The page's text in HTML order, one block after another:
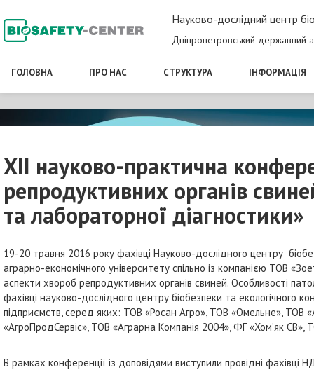
Науково-дослідний центр
Дніпропетровський державний
ГОЛОВНА ПРО НАС СТРУКТУРА ІНФОРМАЦІЯ
XII науково-практична
репродуктивних органів
та лабораторної діагностики»
19-20 травня 2016 року фахівці Науково-дослідного центру
аграрно-економічного університету спільно із компанією ТОВ
аспекти хвороб репродуктивних органів свиней. Особливості
фахівці науково-дослідного центру біобезпеки та екологічного
підприємств, серед яких: ТОВ «Росан Агро», ТОВ «Омельне», ТОВ
«АгроПродСервіс», ТОВ «Аграрна Компанія 2004», ФГ «Хом’як СВ»,
В рамках конференції із доповідями виступили провідні